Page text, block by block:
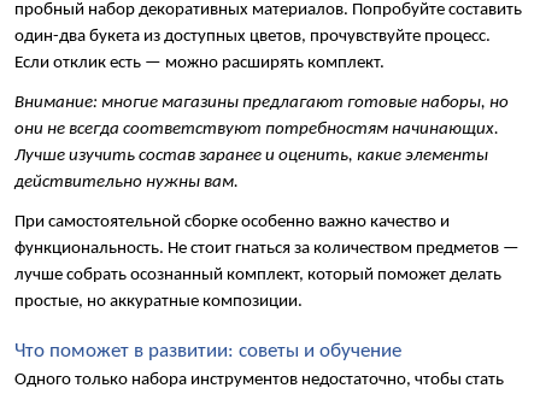
пробный набор декоративных материалов. Попробуйте составить
один-два букета из доступных цветов, прочувствуйте процесс.
Если отклик есть — можно расширять комплект.
Внимание: многие магазины предлагают готовые наборы, но
они не всегда соответствуют потребностям начинающих.
Лучше изучить состав заранее и оценить, какие элементы
действительно нужны вам.
При самостоятельной сборке особенно важно качество и
функциональность. Не стоит гнаться за количеством предметов —
лучше собрать осознанный комплект, который поможет делать
простые, но аккуратные композиции.
Что поможет в развитии: советы и обучение
Одного только набора инструментов недостаточно, чтобы стать